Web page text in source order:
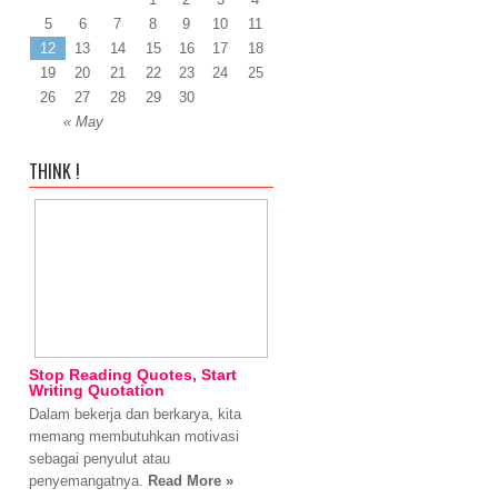
« May
5
6 7 8 9 10
11
12
13 14 15 16 17
18
19
20 21 22 23 24
25
26
27 28 29 30
THINK !
Stop Reading Quotes, Start
Writing Quotation
Dalam bekerja dan berkarya, kita
memang membutuhkan motivasi
sebagai penyulut atau
penyemangatnya. Read More »